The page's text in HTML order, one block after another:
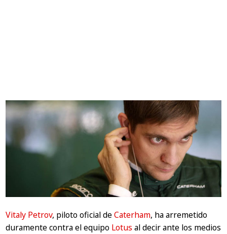
Vitaly Petrov, piloto oficial deCaterham, ha arremetido
duramente contra el equipo Lotus al decir ante los medios